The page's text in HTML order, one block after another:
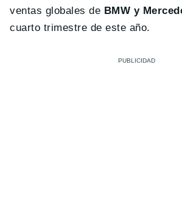
ventas globales de BMW y
cuarto trimestre de este año.